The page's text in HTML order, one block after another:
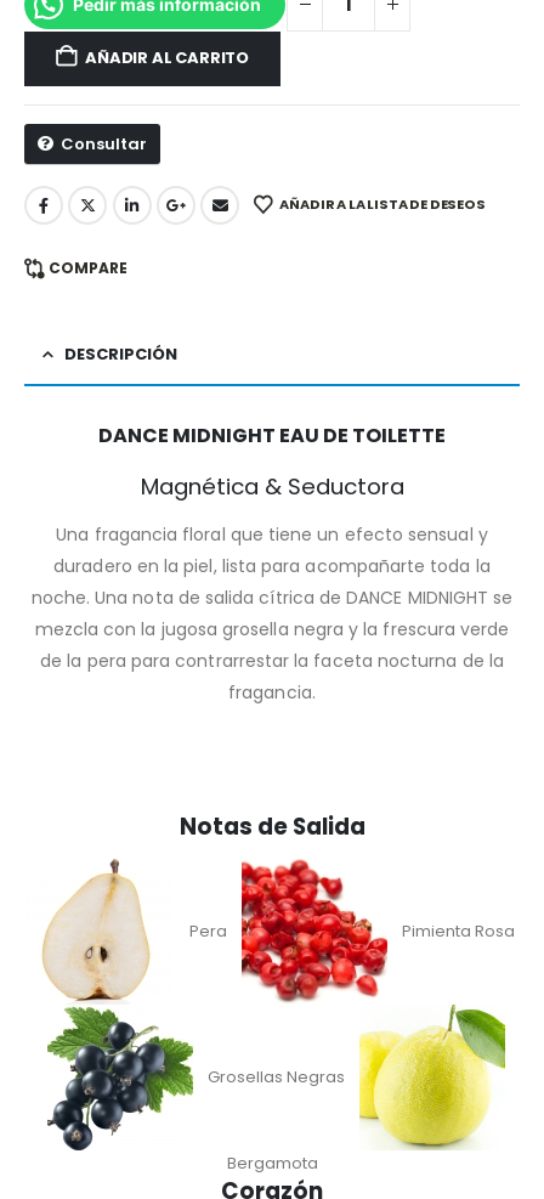
AÑADIR AL CARRITO
Consultar
AÑADIR A LA LISTA DE DESEOS
COMPARE
DESCRIPCIÓN
DANCE MIDNIGHT EAU DE TOILETTE
Magnética & Seductora
Una fragancia floral que tiene un efecto sensual y
duradero en la piel, lista para acompañarte toda la
noche. Una nota de salida cítrica de DANCE MIDNIGHT se
mezcla con la jugosa grosella negra y la frescura verde
de la pera para contrarrestar la faceta nocturna de la
fragancia.
Notas de Salida
Pera Pimienta Rosa
Grosellas Negras
Bergamota
Corazón